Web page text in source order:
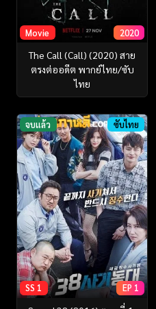
Movie 2020
The Call (Call) (2020) สาย
ตรงต่ออดีต พากย์ไทย/ซับ
ไทย
จบแล้ว ซับไทย
SS 1 EP 1